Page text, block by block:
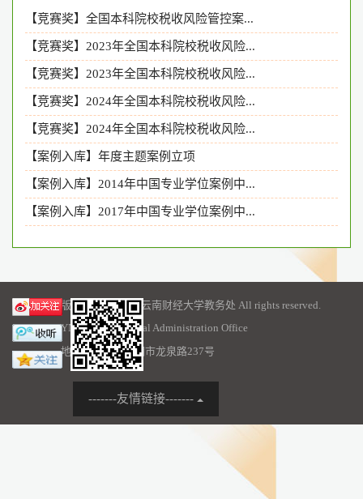
【竞赛奖】全国本科院校税收风险管控案...
【竞赛奖】2023年全国本科院校税收风险...
【竞赛奖】2023年全国本科院校税收风险...
【竞赛奖】2024年全国本科院校税收风险...
【竞赛奖】2024年全国本科院校税收风险...
【案例入库】年度主题案例立项
【案例入库】2014年中国专业学位案例中...
【案例入库】2017年中国专业学位案例中...
版权所有 © 2016 云南财经大学教务处 All rights reserved.
YNUFE Educational Administration Office
地址：云南省昆明市龙泉路237号
-------友情链接-------